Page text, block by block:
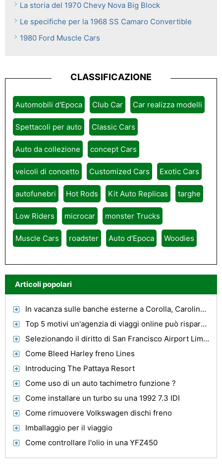
La storia del 1970 Chevy Nova Big Block
Le specifiche per la 1968 SS Camaro Convertible
1980 Ford Muscle Cars
CLASSIFICAZIONE
Automobili d'Epoca Club Car Car realizza modelli
Spettacoli per auto Classic Cars
Auto da collezione concept Cars
veicoli di concetto Customized Cars Exotic Cars
autofunebri Hot Rods Kit Auto Replicas targhe
Low Riders microcar monster Trucks
Muscle Cars roadster Auto d'Epoca Woodies
Articoli popolari
In vacanza sulle banche esterne a Corolla, Carolina del Nord
Top 5 motivi un'agenzia di viaggi online può risparmiare denaro
Selezionando il diritto di San Francisco Airport Limousine Service Company
Come Bleed Harley freno Lines
Introducing The Pattaya Resort
Come uso di un auto tachimetro funzione ?
Come installare un turbo su una 1992 7.3 IDI
Come rimuovere Volkswagen dischi freno
Imballaggio per il viaggio
Come controllare l'olio in una YFZ450